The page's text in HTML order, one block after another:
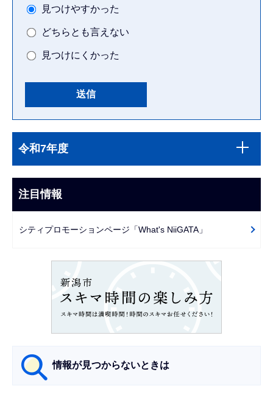
見つけやすかった
どちらとも言えない
見つけにくかった
文
こ
ま
で
ビ
ー
令和7年度
注目情報
シティプロモーションページ「What's NiiGATA」
情報が見つからないときは